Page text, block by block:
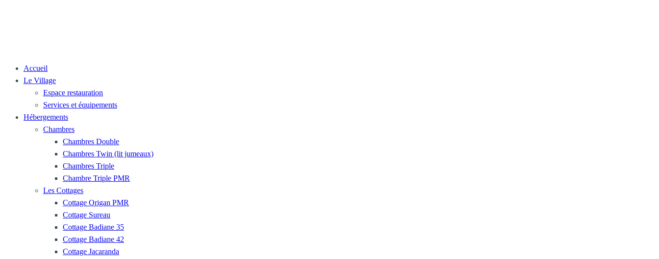
Accueil
Le Village
Espace restauration
Services et équipements
Hébergements
Chambres
Chambres Double
Chambres Twin (lit jumeaux)
Chambres Triple
Chambre Triple PMR
Les Cottages
Cottage Origan PMR
Cottage Sureau
Cottage Badiane 35
Cottage Badiane 42
Cottage Jacaranda